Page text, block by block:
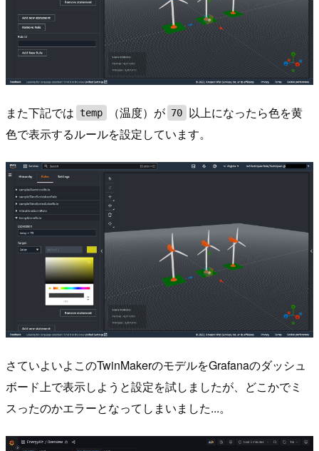
また下記では temp （温度）が 70
以上になったら色を黄
色で表示するルールを設定しています。
さていよいよこのTwinMakerのモデルをGrafanaのダッシュ
ボード上で表示しようと設定を試しましたが、どこかでミ
スったのかエラーとなってしまいました...。